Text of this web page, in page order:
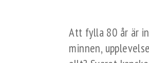
Att fylla 80 år är
minnen,